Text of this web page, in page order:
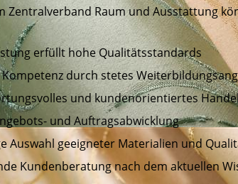
Zentralverband Raum und Ausstattung
erfüllt hohe Qualitätsstandards
Kompetenz durch stetes
und kundenorientiertes
und Auftragsabwicklung
Auswahl geeigneter Materialien und
Kundenberatung nach dem aktuellen